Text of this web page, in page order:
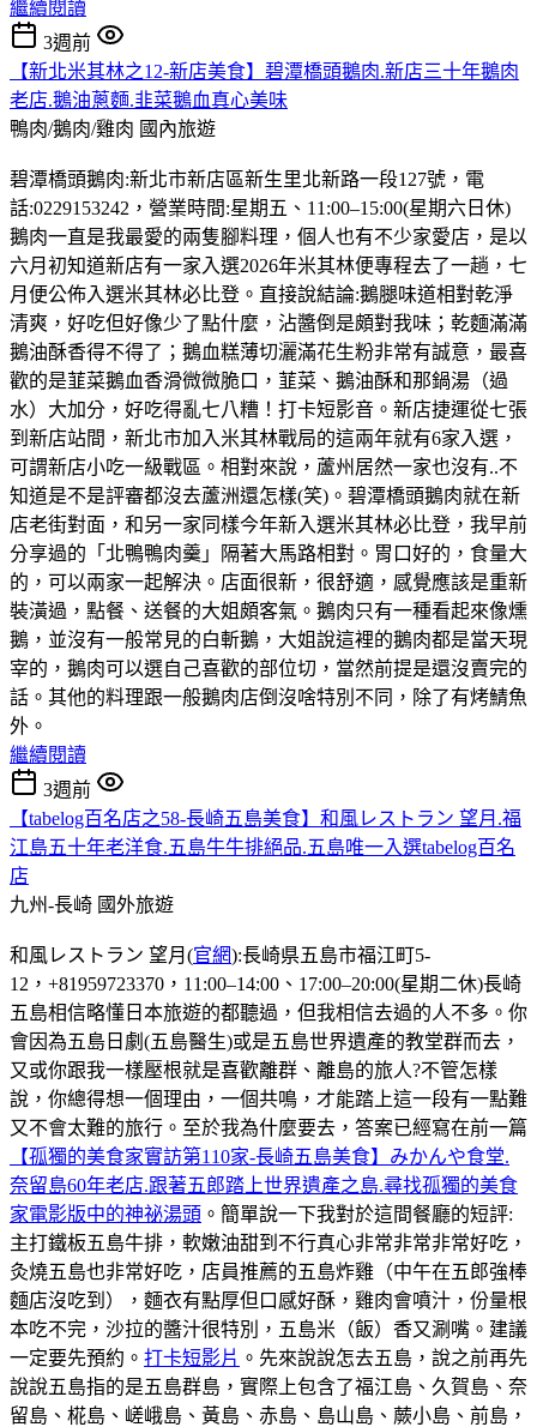
繼續閱讀
3週前
【新北米其林之12-新店美食】碧潭橋頭鵝肉.新店三十年鵝肉
老店.鵝油蔥麵.韭菜鵝血真心美味
鴨肉/鵝肉/雞肉 國內旅遊
碧潭橋頭鵝肉:新北市新店區新生里北新路一段127號，電
話:0229153242，營業時間:星期五、11:00–15:00(星期六日休)
鵝肉一直是我最愛的兩隻腳料理，個人也有不少家愛店，是以
六月初知道新店有一家入選2026年米其林便專程去了一趟，七
月便公佈入選米其林必比登。直接說結論:鵝腿味道相對乾淨
清爽，好吃但好像少了點什麼，沾醬倒是頗對我味；乾麵滿滿
鵝油酥香得不得了；鵝血糕薄切灑滿花生粉非常有誠意，最喜
歡的是韮菜鵝血香滑微微脆口，韮菜、鵝油酥和那鍋湯（過
水）大加分，好吃得亂七八糟！打卡短影音。新店捷運從七張
到新店站間，新北市加入米其林戰局的這兩年就有6家入選，
可謂新店小吃一級戰區。相對來說，蘆州居然一家也沒有..不
知道是不是評審都沒去蘆洲還怎樣(笑)。碧潭橋頭鵝肉就在新
店老街對面，和另一家同樣今年新入選米其林必比登，我早前
分享過的「北鴨鴨肉羹」隔著大馬路相對。胃口好的，食量大
的，可以兩家一起解決。店面很新，很舒適，感覺應該是重新
裝潢過，點餐、送餐的大姐頗客氣。鵝肉只有一種看起來像燻
鵝，並沒有一般常見的白斬鵝，大姐說這裡的鵝肉都是當天現
宰的，鵝肉可以選自己喜歡的部位切，當然前提是還沒賣完的
話。其他的料理跟一般鵝肉店倒沒啥特別不同，除了有烤鯖魚
外。
繼續閱讀
3週前
【tabelog百名店之58-長崎五島美食】和風レストラン 望月.福
江島五十年老洋食.五島牛牛排絕品.五島唯一入選tabelog百名
店
九州-長崎 國外旅遊
和風レストラン 望月(官網):長崎県五島市福江町5-
12，+81959723370，11:00–14:00、17:00–20:00(星期二休)長崎
五島相信略懂日本旅遊的都聽過，但我相信去過的人不多。你
會因為五島日劇(五島醫生)或是五島世界遺產的教堂群而去，
又或你跟我一樣壓根就是喜歡離群、離島的旅人?不管怎樣
說，你總得想一個理由，一個共鳴，才能踏上這一段有一點難
又不會太難的旅行。至於我為什麼要去，答案已經寫在前一篇
【孤獨的美食家實訪第110家-長崎五島美食】みかんや食堂.
奈留島60年老店.跟著五郎踏上世界遺產之島.尋找孤獨的美食
家電影版中的神祕湯頭 。簡單說一下我對於這間餐廳的短評:
主打鐵板五島牛排，軟嫩油甜到不行真心非常非常非常好吃，
灸燒五島也非常好吃，店員推薦的五島炸雞（中午在五郎強棒
麵店沒吃到），麵衣有點厚但口感好酥，雞肉會噴汁，份量根
本吃不完，沙拉的醬汁很特別，五島米（飯）香又涮嘴。建議
一定要先預約。 打卡短影片 。先來說說怎去五島，說之前再先
說說五島指的是五島群島，實際上包含了福江島、久賀島、奈
留島、椛島、嵯峨島、黃島、赤島、島山島、蕨小島、前島，